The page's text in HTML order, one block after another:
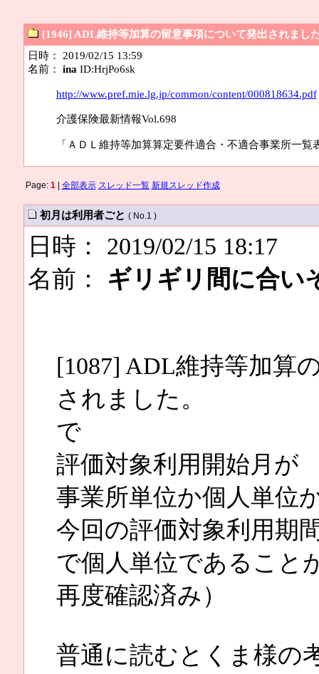
[1946] ADL維持等加算の留意事項について発出されまし
日時： 2019/02/15 13:59
名前： ina ID:HrjPo6sk
http://www.pref.mie.lg.jp/common/content/000818634.pdf
介護保険最新情報Vol.698
「ＡＤＬ維持等加算算定要件適合・不適合事業所一
Page: 1| 全部表示 スレッド一覧 新規スレッド作成
初月は利用者ごと ( No.1 )
日時： 2019/02/15 18:17
名前： ギリギリ間に合い
[1087] ADL維持等加算
されました。
で
評価対象利用開始月が
事業所単位か個人単位
今回の評価対象利用期
で個人単位であること
再度確認済み）
普通に読むとくま様の